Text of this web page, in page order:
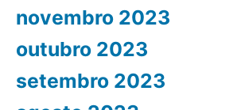
novembro 2023
outubro 2023
setembro 2023